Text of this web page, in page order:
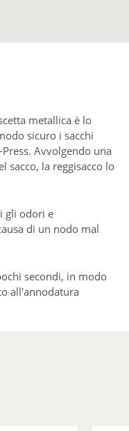
metallica è lo
sicuro i sacchi
Avvolgendo una
sacco, la reggisacco lo
gli odori e
di un nodo mal
secondi, in modo
all'annodatura